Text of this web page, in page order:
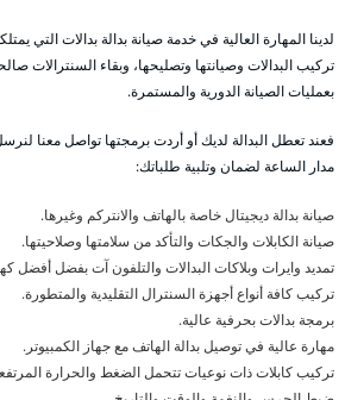
لدينا المهارة العالية في خدمة صيانة بدالة بدالات التي
تركيب البدالات وصيانتها وتصليحها، وبقاء السنترالات
بعمليات الصيانة الدورية والمستمرة.
فعند تعطل البدالة لديك أو أردت برمجتها تواصل معنا
مدار الساعة لضمان وتلبية طلباتك:
صيانة بدالة ديجيتال خاصة بالهاتف والانتركم وغيرها.
صيانة الكابلات والجكات والتأكد من سلامتها وصلاحيتها.
تمديد وايرات وبلاكات البدالات والتلفون آت بفضل أفضل
تركيب كافة أنواع أجهزة السنترال التقليدية والمتطورة.
برمجة بدالات بحرفية عالية.
مهارة عالية في توصيل بدالة الهاتف مع جهاز الكمبيوتر.
تركيب كابلات ذات نوعيات تتحمل الضغط والحرارة